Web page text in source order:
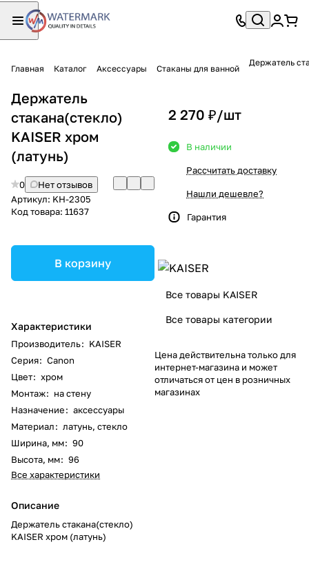
Главная Каталог Аксессуары Стаканы для ванной
Держатель
Держатель
стакана(стекло)
KAISER хром
(латунь)
0
Нет отзывов
Артикул: KH-2305
Код товара: 11637
В корзину
Характеристики
Производитель: KAISER
Серия: Canon
Цвет: хром
Монтаж: на стену
Назначение: аксессуары
Материал: латунь, стекло
Ширина, мм: 90
Высота, мм: 96
Все характеристики
Описание
Держатель стакана(стекло)
KAISER хром (латунь)
2 270 ₽/шт
В наличии
Рассчитать доставку
Нашли дешевле?
Гарантия
Все товары KAISER
Все товары категории
Цена действительна только для
интернет-магазина и может
отличаться от цен в розничных
магазинах